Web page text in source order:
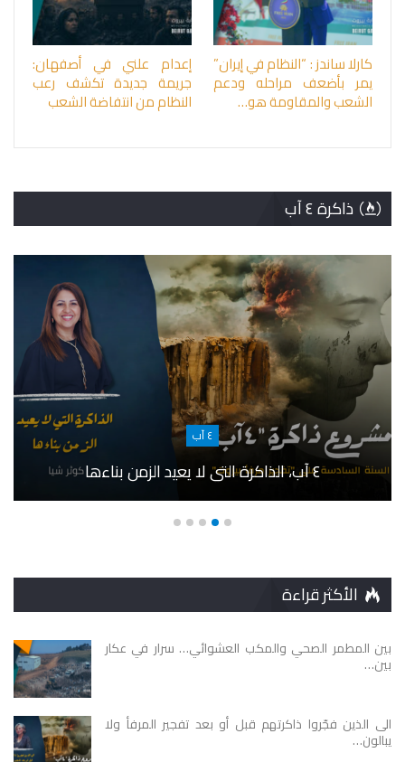
كارلا ساندز : “النظام في إيران”
يمر بأضعف مراحله ودعم
الشعب والمقاومة هو…
إعدام علني في أصفهان:
جريمة جديدة تكشف رعب
النظام من انتفاضة الشعب
ذاكرة ٤ آب
٤ آب
٤ آب، الذاكرة التي لا يعيد الزمن بناءها
الأكثر قراءة
بين المطمر الصحي والمكب العشوائي… سرار في عكار
بين…
الى الذين فجّروا ذاكرتهم قبل أو بعد تفجير المرفأ ولا
يبالون…